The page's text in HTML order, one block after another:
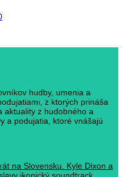
hudby, umenia a
z ktorých prináša
aktuality z hudobného a
a podujatia, ktoré vnášajú
na Slovensku. Kyle Dixon a
ikonický soundtrack